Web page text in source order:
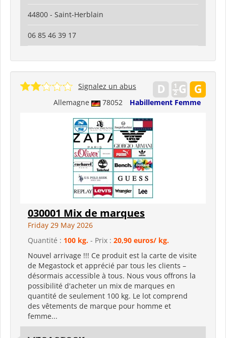
44800 - Saint-Herblain
06 85 46 39 17
Allemagne 78052 Habillement Femme
Signalez un abus
030001 Mix de marques
Friday 29 May 2026
Quantité : 100 kg. - Prix : 20,90 euros/ kg.
Nouvel arrivage !!! Ce produit est la carte de visite
de Megastock et apprécié par tous les clients –
désormais accessible à tous. Nous vous offrons la
possibilité d'acheter un mix de marques en
quantité de seulement 100 kg. Le lot comprend
des vêtements de marque pour homme et
femme...